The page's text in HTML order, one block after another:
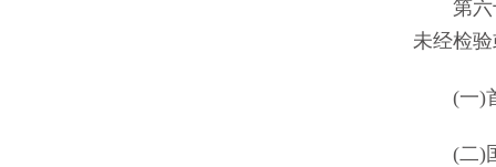
第六十
未经检
(一)首
(二)国